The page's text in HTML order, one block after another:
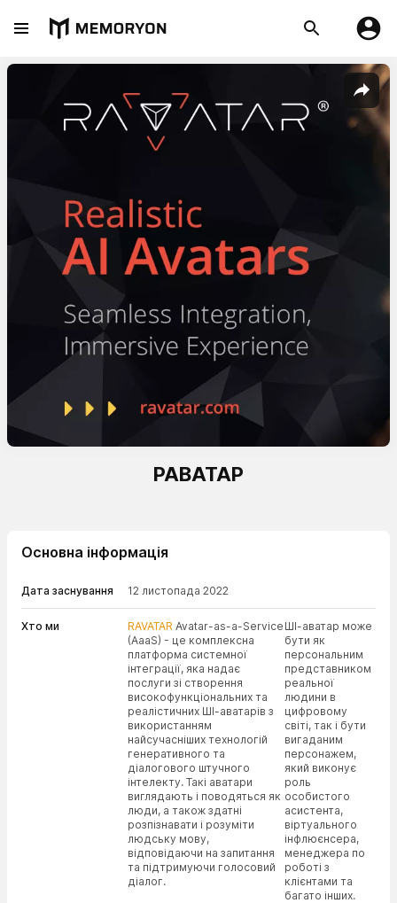
РАВАТАР
Основна інформація
Дата заснування 12 листопада 2022
Хто ми RAVATAR Avatar-as-a-Service
(AaaS) - це комплексна
платформа системної
інтеграції, яка надає
послуги зі створення
високофункціональних та
реалістичних ШІ-аватарів з
використанням
найсучасніших технологій
генеративного та
діалогового штучного
інтелекту. Такі аватари
виглядають і поводяться як
люди, а також здатні
розпізнавати і розуміти
людську мову,
відповідаючи на запитання
та підтримуючи голосовий
діалог.
ШІ-аватар може
бути як
персональним
представником
реальної
людини в
цифровому
світі, так і бути
вигаданим
персонажем,
який виконує
роль
особистого
асистента,
віртуального
інфлюєнсера,
менеджера по
роботі з
клієнтами та
багато інших.